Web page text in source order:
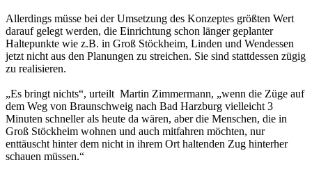
Allerdings müsse bei der Umsetzung des Konzeptes größten Wert
darauf gelegt werden, die Einrichtung schon länger geplanter
Haltepunkte wie z.B. in Groß Stöckheim, Linden und Wendessen
jetzt nicht aus den Planungen zu streichen. Sie sind stattdessen zügig
zu realisieren.
„Es bringt nichts“, urteilt Martin Zimmermann, „wenn die Züge auf
dem Weg von Braunschweig nach Bad Harzburg vielleicht 3
Minuten schneller als heute da wären, aber die Menschen, die in
Groß Stöckheim wohnen und auch mitfahren möchten, nur
enttäuscht hinter dem nicht in ihrem Ort haltenden Zug hinterher
schauen müssen.“